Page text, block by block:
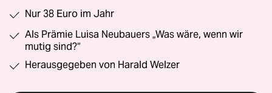
Nur 38 Euro im Jahr
Als Prämie Luisa Neubauers „Was wäre, wenn wir
mutig sind?“
Herausgegeben von Harald Welzer